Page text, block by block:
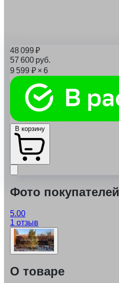
48 099 ₽
57 600 руб.
9 599 ₽ × 6
Фото покупателей
5.00
1 отзыв
О товаре